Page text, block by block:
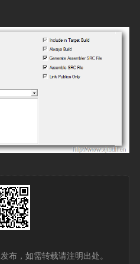
发布，如需转载请注明出处。